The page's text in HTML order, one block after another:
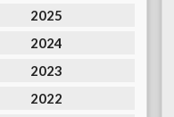
2025
2024
2023
2022